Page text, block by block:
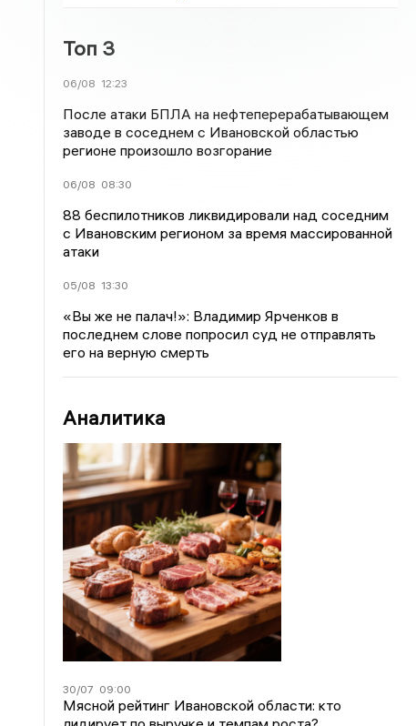
Топ 3
06/08 12:23
После атаки БПЛА на нефтеперерабатывающем
заводе в соседнем с Ивановской областью
регионе произошло возгорание
06/08 08:30
88 беспилотников ликвидировали над соседним
с Ивановским регионом за время массированной
атаки
05/08 13:30
«Вы же не палач!»: Владимир Ярченков в
последнем слове попросил суд не отправлять
его на верную смерть
Аналитика
30/07 09:00
Мясной рейтинг Ивановской области: кто